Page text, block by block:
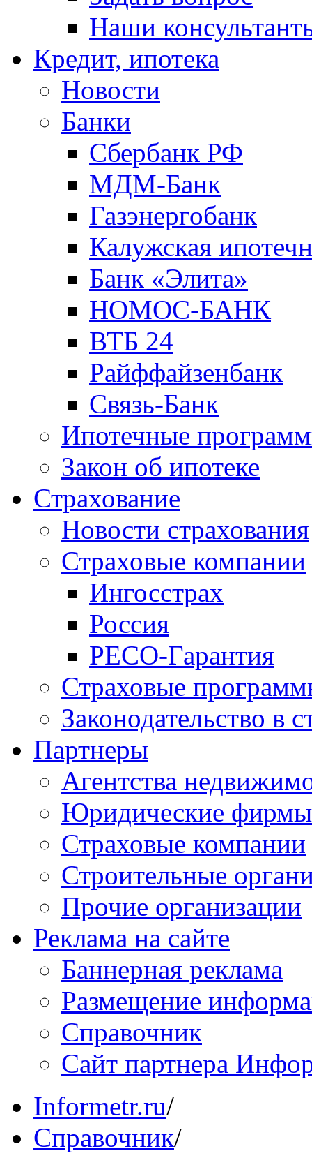
Наши
Кредит, ипотека
Новости
Банки
Сбербанк РФ
МДМ-Банк
Газэнергобанк
Калужская
Банк «Элита»
НОМОС-БАНК
ВТБ 24
Райффайзенбанк
Связь-Банк
Ипотечные
Закон об ипотеке
Страхование
Новости страхования
Страховые компании
Ингосстрах
Россия
РЕСО-Гарантия
Страховые
Законодательство в
Партнеры
Агентства
Юридические фирмы
Страховые компании
Строительные
Прочие организации
Реклама на сайте
Баннерная реклама
Размещение
Справочник
Сайт партнера
Informetr.ru/
Справочник/